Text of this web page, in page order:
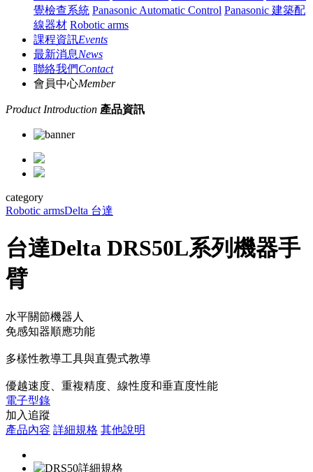
覺檢查系統 Panasonic Automatic Control Panasonic 建築配
線器材 Robotic arms
課程資訊Events
最新消息News
聯絡我們Contact
會員中心Member
Product Introduction 產品資訊
category
Robotic armsDelta 台達
台達Delta DRS50L系列機器手
臂
水平關節機器人
免感知器順應功能
多樣性教導工具與直覺式教導
優越速度、重複精度、線性度和垂直度性能
電子型錄
加入追蹤
產品內容 詳細規格 其他說明